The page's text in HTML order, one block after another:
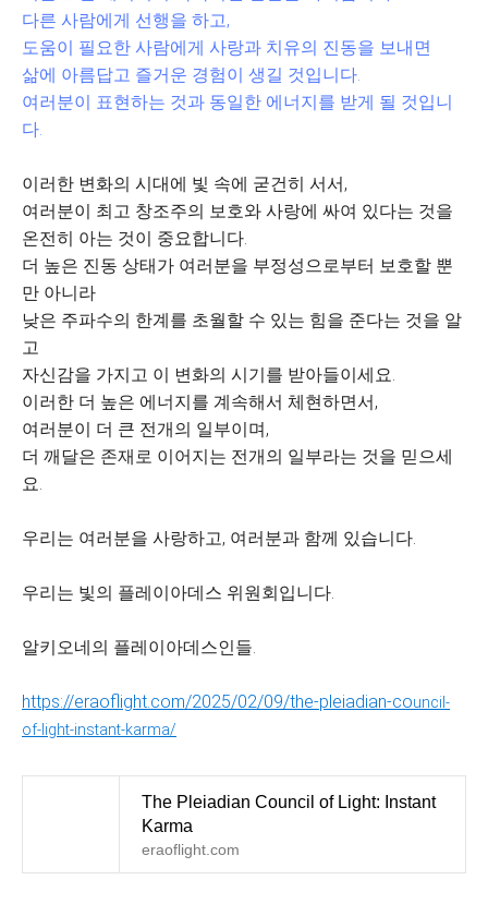
다른 사람에게 선행을 하고,
도움이 필요한 사람에게 사랑과 치유의 진동을 보내면
삶에 아름답고 즐거운 경험이 생길 것입니다.
여러분이 표현하는 것과 동일한 에너지를 받게 될 것입니
다.
이러한 변화의 시대에 빛 속에 굳건히 서서,
여러분이 최고 창조주의 보호와 사랑에 싸여 있다는 것을
온전히 아는 것이 중요합니다.
더 높은 진동 상태가 여러분을 부정성으로부터 보호할 뿐
만 아니라
낮은 주파수의 한계를 초월할 수 있는 힘을 준다는 것을 알
고
자신감을 가지고 이 변화의 시기를 받아들이세요.
이러한 더 높은 에너지를 계속해서 체현하면서,
여러분이 더 큰 전개의 일부이며,
더 깨달은 존재로 이어지는 전개의 일부라는 것을 믿으세
요.
우리는 여러분을 사랑하고, 여러분과 함께 있습니다.
우리는 빛의 플레이아데스 위원회입니다.
알키오네의 플레이아데스인들.
https://eraoflight.com/2025/02/09/the-pleiadian-council-
of-light-instant-karma/
The Pleiadian Council of Light: Instant
Karma
eraoflight.com